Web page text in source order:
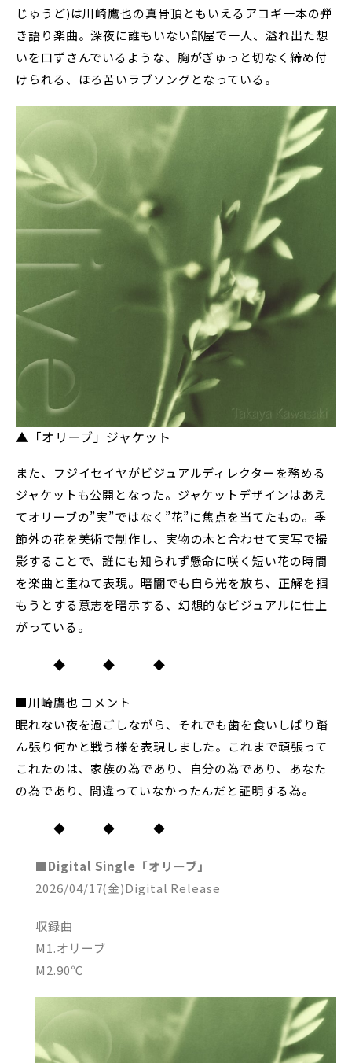
じゅうど)は川崎鷹也の真骨頂ともいえるアコギ一本の弾
き語り楽曲。深夜に誰もいない部屋で一人、溢れ出た想
いを口ずさんでいるような、胸がぎゅっと切なく締め付
けられる、ほろ苦いラブソングとなっている。
▲「オリーブ」ジャケット
また、フジイセイヤがビジュアルディレクターを務める
ジャケットも公開となった。ジャケットデザインはあえ
てオリーブの”実”ではなく”花”に焦点を当てたもの。季
節外の花を美術で制作し、実物の木と合わせて実写で撮
影することで、誰にも知られず懸命に咲く短い花の時間
を楽曲と重ねて表現。暗闇でも自ら光を放ち、正解を掴
もうとする意志を暗示する、幻想的なビジュアルに仕上
がっている。
◆ ◆ ◆
■川崎鷹也 コメント
眠れない夜を過ごしながら、それでも歯を食いしばり踏
ん張り何かと戦う様を表現しました。これまで頑張って
これたのは、家族の為であり、自分の為であり、あなた
の為であり、間違っていなかったんだと証明する為。
◆ ◆ ◆
■Digital Single「オリーブ」
2026/04/17(金)Digital Release
収録曲
M1.オリーブ
M2.90℃